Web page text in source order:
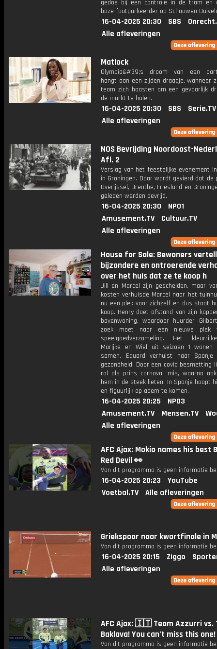
gedoe bij een controle in de tram en
boze foutparkeerder op Schouwen-
16-04-2025 20:30 SBS
Alle afleveringen
Matlock
Olympia&#39;s droom van een
hangt aan een zijden draadje, wanneer
team zich haasten om een ​​gevaarlijk
de markt te halen.
16-04-2025 20:30 SBS
Serie.TV
Alle afleveringen
NOS Bevrijding Noordoost-
Afl. 2
Verslag van het feestelijke evenement
in Groningen. Daar wordt gevierd dat de
Overijssel, Drenthe, Friesland en
geleden werden bevrijd.
16-04-2025 20:30
NPO1
Amusement.TV
Cultuur.TV
Alle afleveringen
House for Sale: Bewoners
bijzondere en ontroerende
over het huis dat ze te koop h
Jill en Marcel zijn gescheiden, maar
kosten verhuisde Marcel naar het
nu een plek voor zichzelf en dus staat
koop. Henry doet afstand van zijn
bovenwoning, waardoor huurder
zoek moet naar een nieuwe plek
speelgoedverzameling. Het
Marijke en Wiel uit seizoen 1 wonen
samen. Eduard verhuist naar
gezondheid. Door een covid besmetting
rol als prins carnaval mis, waarna
hem in de steek lieten. In Spanje hoopt
en figuurlijk op adem te komen.
16-04-2025 20:25
NPO3
Amusement.TV
Mensen.TV
Alle afleveringen
AFC Ajax: Mokio names his best
Red Devil 👀
Van dit programma is geen informatie
16-04-2025 20:23
YouTube
Voetbal.TV
Alle afleveringen
Griekspoor naar kwartfinale in
Van dit programma is geen informatie
16-04-2025 20:15 Ziggo
Alle afleveringen
AFC Ajax: 🇮🇹 Team Azzurri vs.
Baklava! You can’t miss this
Van dit programma is geen informatie